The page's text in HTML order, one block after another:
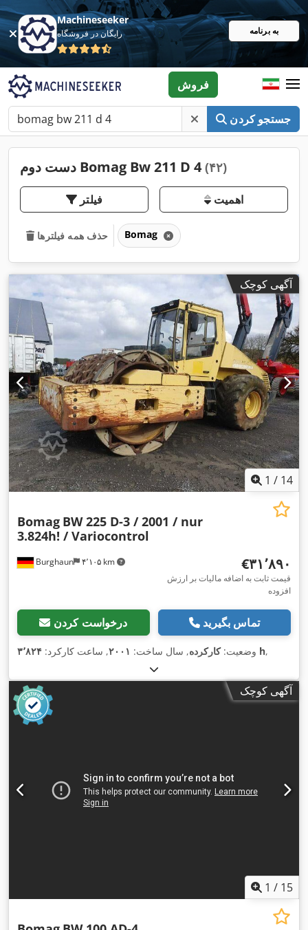
Machineseeker
رایگان در فروشگاه به برنامه
جستجو کردن
فروش
دست دوم Bomag Bw 211 D 4 (۴۲)
فیلتر اهمیت
حذف همه فیلترها Bomag
آگهی کوچک
1 / 14
Burghaun ۴٬۱۰۵ km
Bomag BW 225 D-3 / 2001 / nur
3.824h! / Variocontrol
‎€۳۱٬۸۹۰
قیمت ثابت به اضافه مالیات بر ارزش
افزوده
درخواست کردن تماس بگیرید
وضعیت:کارکرده, سال ساخت: ۲۰۰۱, ساعت کارکرد: ۳٬۸۲۴ h,
آگهی کوچک
1 / 15